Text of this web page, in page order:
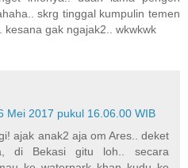
skrg tinggal kumpulin temen
kesana gak ngajak2.. wkwkwk
Mei 2017 pukul 16.06.00 WIB
ajak anak2 aja om Ares.. deket
di Bekasi gitu loh.. secara